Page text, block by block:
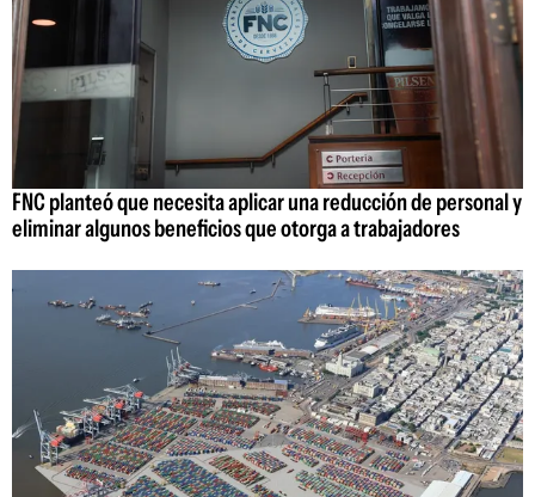
FNC planteó que necesita aplicar una reducción de personal y
eliminar algunos beneficios que otorga a trabajadores